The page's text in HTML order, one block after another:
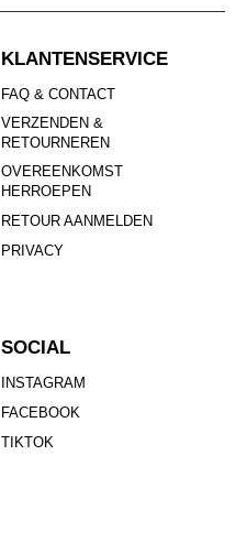
KLANTENSERVICE
FAQ & CONTACT
VERZENDEN &
RETOURNEREN
OVEREENKOMST
HERROEPEN
RETOUR AANMELDEN
PRIVACY
SOCIAL
INSTAGRAM
FACEBOOK
TIKTOK